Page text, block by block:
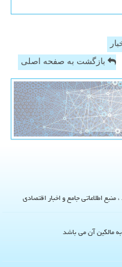
بازگشت به صفحه اصلی
اطلاعاتی جامع و اخبار اقتصادی